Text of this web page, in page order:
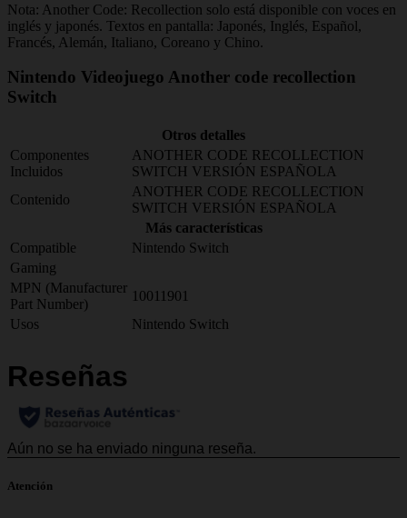
Nota: Another Code: Recollection solo está disponible con voces en
inglés y japonés. Textos en pantalla: Japonés, Inglés, Español,
Francés, Alemán, Italiano, Coreano y Chino.
Nintendo Videojuego Another code recollection
Switch
Otros detalles
Componentes
Incluidos
ANOTHER CODE RECOLLECTION
SWITCH VERSIÓN ESPAÑOLA
Contenido
ANOTHER CODE RECOLLECTION
SWITCH VERSIÓN ESPAÑOLA
Más características
Compatible
Nintendo Switch
Gaming
MPN (Manufacturer
Part Number)
10011901
Usos
Nintendo Switch
Atención